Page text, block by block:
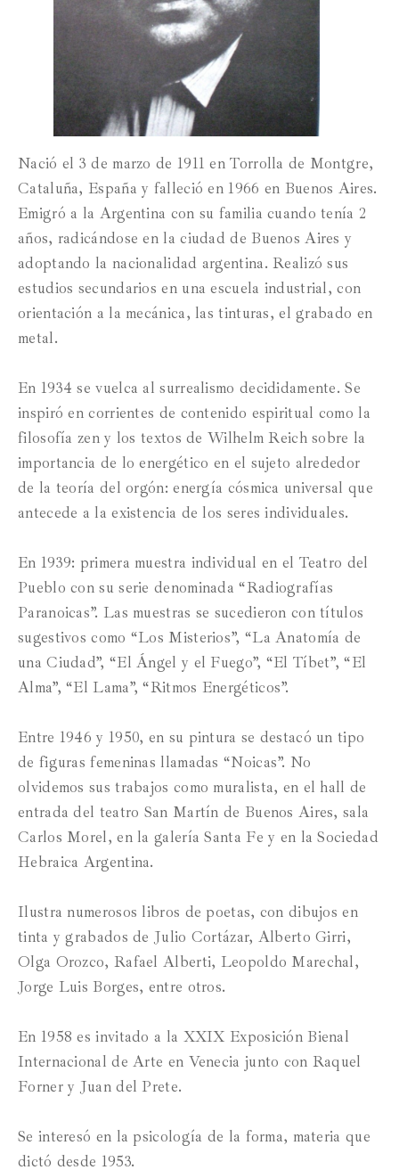
Nació el 3 de marzo de 1911 en Torrolla de Montgre,
Cataluña, España y falleció en 1966 en Buenos Aires.
Emigró a la Argentina con su familia cuando tenía 2
años, radicándose en la ciudad de Buenos Aires y
adoptando la nacionalidad argentina. Realizó sus
estudios secundarios en una escuela industrial, con
orientación a la mecánica, las tinturas, el grabado en
metal.
En 1934 se vuelca al surrealismo decididamente. Se
inspiró en corrientes de contenido espiritual como la
filosofía zen y los textos de Wilhelm Reich sobre la
importancia de lo energético en el sujeto alrededor
de la teoría del orgón: energía cósmica universal que
antecede a la existencia de los seres individuales.
En 1939: primera muestra individual en el Teatro del
Pueblo con su serie denominada “Radiografías
Paranoicas”. Las muestras se sucedieron con títulos
sugestivos como “Los Misterios”, “La Anatomía de
una Ciudad”, “El Ángel y el Fuego”, “El Tíbet”, “El
Alma”, “El Lama”, “Ritmos Energéticos”.
Entre 1946 y 1950, en su pintura se destacó un tipo
de figuras femeninas llamadas “Noicas”. No
olvidemos sus trabajos como muralista, en el hall de
entrada del teatro San Martín de Buenos Aires, sala
Carlos Morel, en la galería Santa Fe y en la Sociedad
Hebraica Argentina.
Ilustra numerosos libros de poetas, con dibujos en
tinta y grabados de Julio Cortázar, Alberto Girri,
Olga Orozco, Rafael Alberti, Leopoldo Marechal,
Jorge Luis Borges, entre otros.
En 1958 es invitado a la XXIX Exposición Bienal
Internacional de Arte en Venecia junto con Raquel
Forner y Juan del Prete.
Se interesó en la psicología de la forma, materia que
dictó desde 1953.